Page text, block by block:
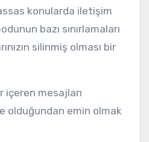
konularda iletişim
bazı sınırlamaları
silinmiş olması bir
içeren mesajları
olduğundan emin olmak